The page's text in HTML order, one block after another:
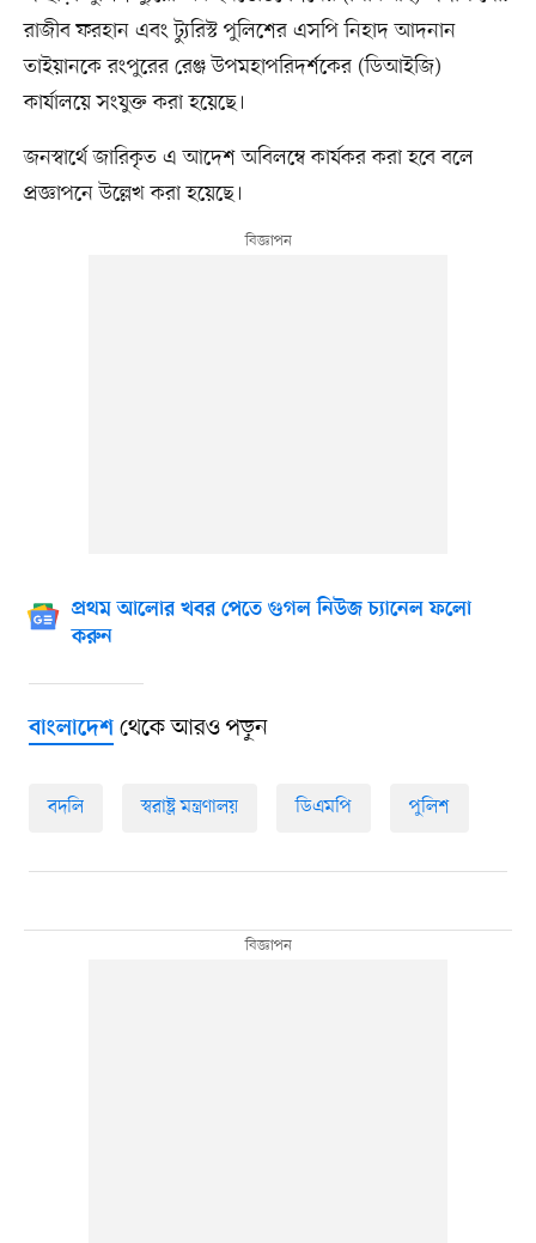
রাজীব ফরহান এবং ট্যুরিস্ট পুলিশের এসপি নিহাদ আদনান
তাইয়ানকে রংপুরের রেঞ্জ উপমহাপরিদর্শকের (ডিআইজি)
কার্যালয়ে সংযুক্ত করা হয়েছে।
জনস্বার্থে জারিকৃত এ আদেশ অবিলম্বে কার্যকর করা হবে বলে
প্রজ্ঞাপনে উল্লেখ করা হয়েছে।
প্রথম আলোর খবর পেতে গুগল নিউজ চ্যানেল ফলো
করুন
বাংলাদেশথেকে আরও পড়ুন
বদলি স্বরাষ্ট্র মন্ত্রণালয় ডিএমপি পুলিশ